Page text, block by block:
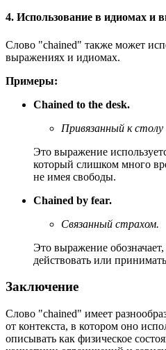
4. Использование в идиомах и
Слово "chained" также может
выражениях и идиомах.
Примеры:
Chained to the desk.
Привязанный к
Это выражение
который слишком много
не имея свободы.
Chained by fear.
Связанный страхом.
Это выражение
действовать или
Заключение
Слово "chained" имеет
от контекста, в котором оно
описывать как физическое